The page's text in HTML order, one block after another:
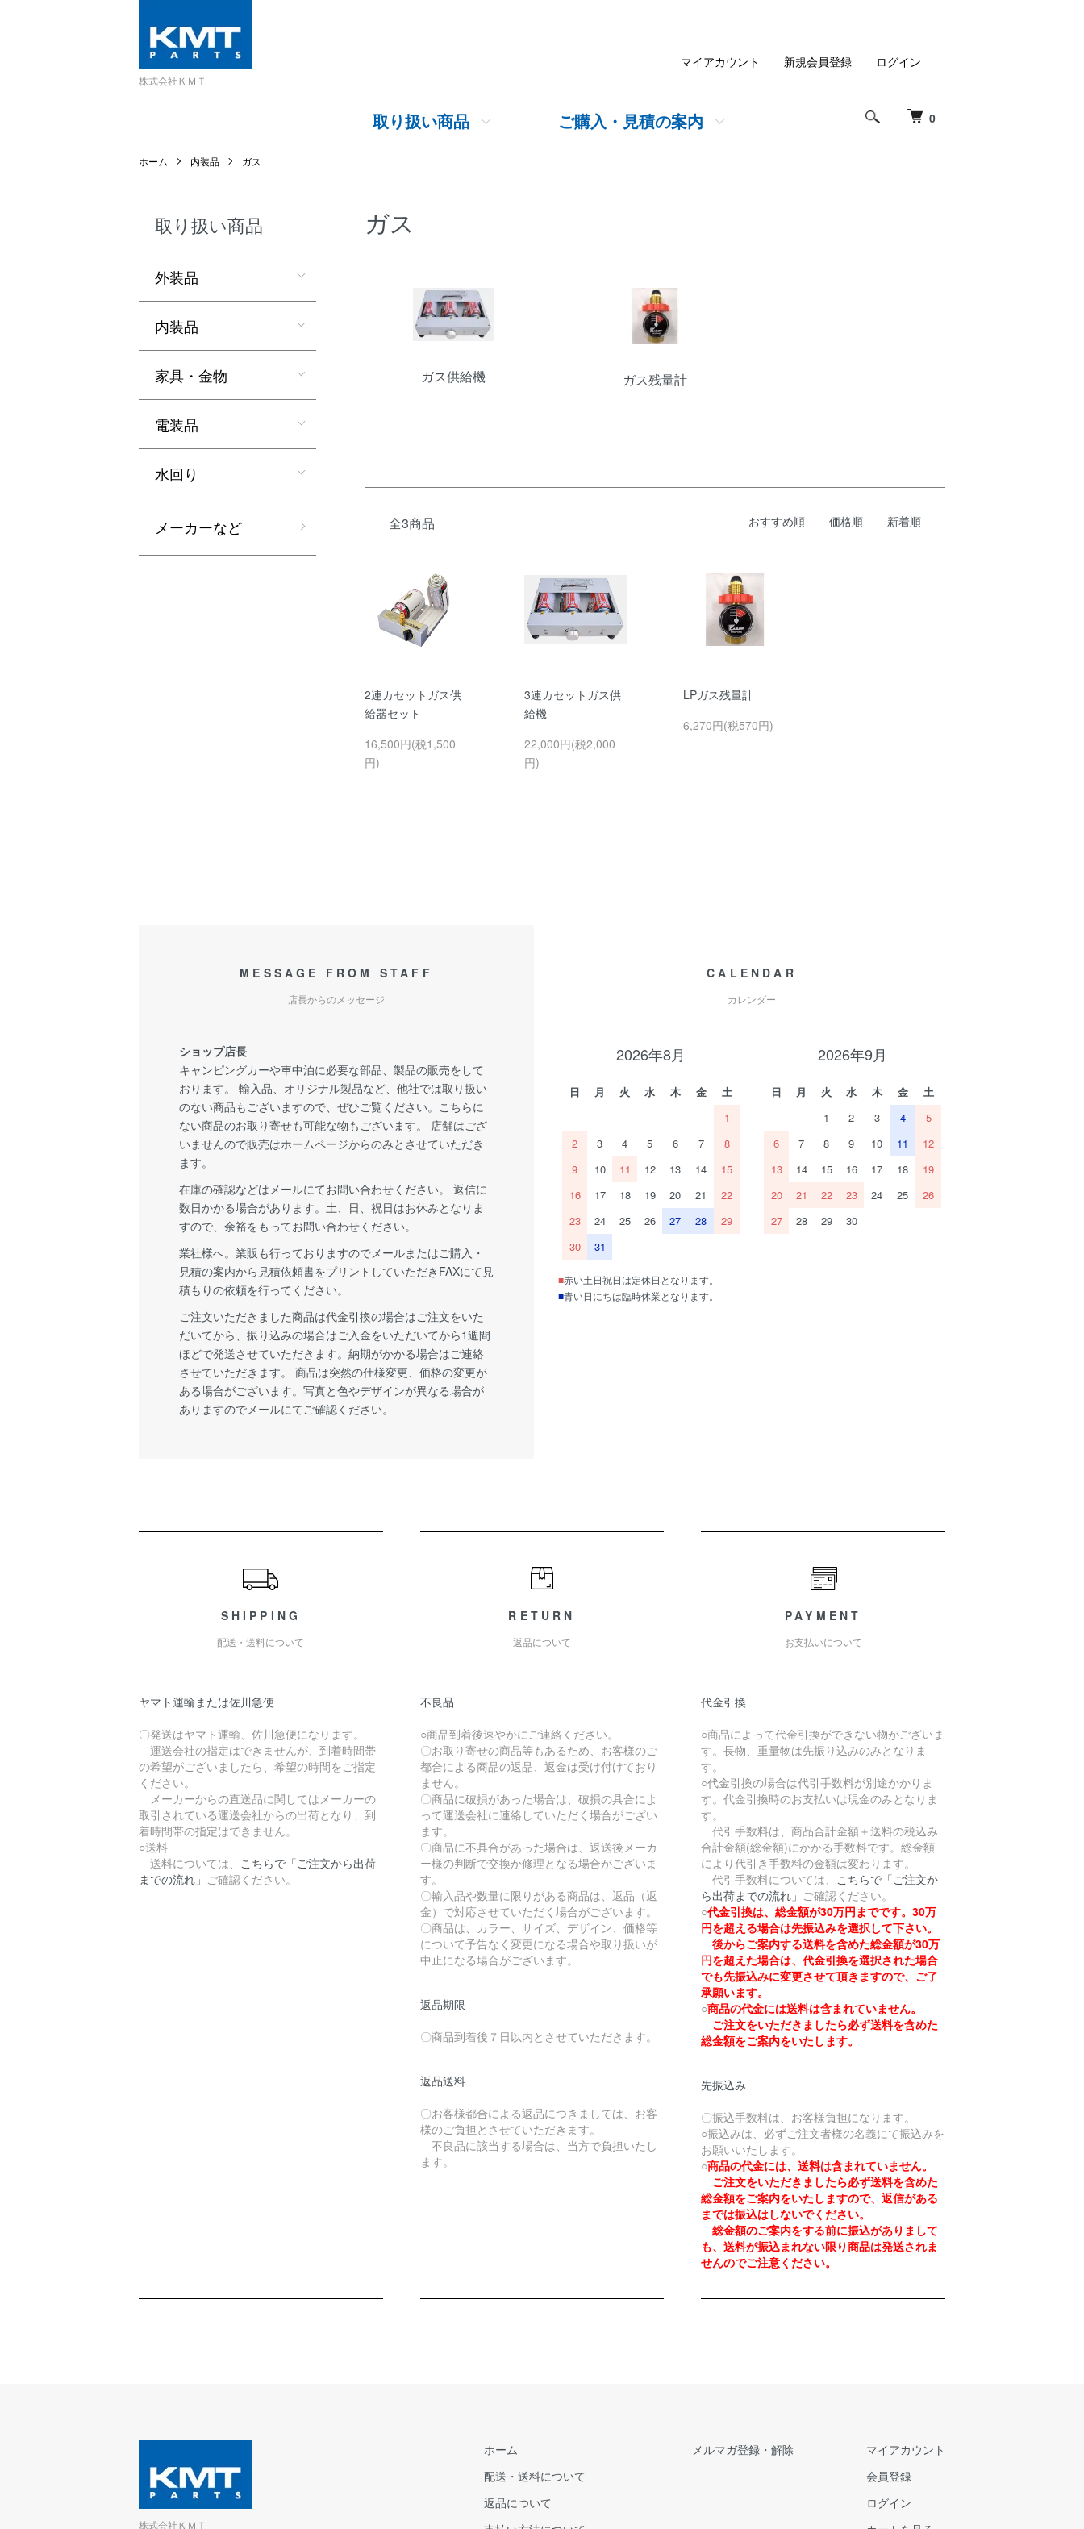
株式会社ＫＭＴ
0
取り扱い商品 ご購入・見積の案内
マイアカウント 新規会員登録 ログイン
ホーム 内装品 ガス
ガス
ガス供給機 ガス残量計
全3商品 おすすめ順 価格順 新着順
2連カセットガス供
給器セット
16,500円(税1,500
円)
3連カセットガス供
給機
22,000円(税2,000
円)
LPガス残量計
6,270円(税570円)
取り扱い商品
外装品
内装品
家具・金物
電装品
水回り
メーカーなど
MESSAGE FROM STAFF
店長からのメッセージ
ショップ店長
キャンピングカーや車中泊に必要な部品、製品の販売をして
おります。 輸入品、オリジナル製品など、他社では取り扱い
のない商品もございますので、ぜひご覧ください。こちらに
ない商品のお取り寄せも可能な物もございます。 店舗はござ
いませんので販売はホームページからのみとさせていただき
ます。
在庫の確認などはメールにてお問い合わせください。 返信に
数日かかる場合があります。土、日、祝日はお休みとなりま
すので、余裕をもってお問い合わせください。
業社様へ。業販も行っておりますのでメールまたはご購入・
見積の案内から見積依頼書をプリントしていただきFAXにて見
積もりの依頼を行ってください。
ご注文いただきました商品は代金引換の場合はご注文をいた
だいてから、振り込みの場合はご入金をいただいてから1週間
ほどで発送させていただきます。納期がかかる場合はご連絡
させていただきます。 商品は突然の仕様変更、価格の変更が
ある場合がございます。写真と色やデザインが異なる場合が
ありますのでメールにてご確認ください。
CALENDAR
カレンダー
2026年8月
日 月 火 水 木 金
土
1
2
3 4 5 6 7
8
9
10 11 12 13 14
15
16
17 18 19 20 21
22
23
24 25 26 27 28
29
30
31
2026年9月
日 月 火 水 木 金
土
1
2 3 4
5
6
7 8 9 10 11
12
13
14 15 16 17 18
19
20
21 22 23 24 25
26
27
28 29 30
■赤い土日祝日は定休日となります。
■青い日にちは臨時休業となります。
SHIPPING
配送・送料について
ヤマト運輸または佐川急便
〇発送はヤマト運輸、佐川急便になります。
運送会社の指定はできませんが、到着時間帯
の希望がございましたら、希望の時間をご指定
ください。
メーカーからの直送品に関してはメーカーの
取引されている運送会社からの出荷となり、到
着時間帯の指定はできません。
○送料
送料については、 こちらで「ご注文から出荷
までの流れ」 ご確認ください。
RETURN
返品について
不良品
○商品到着後速やかにご連絡ください。
〇お取り寄せの商品等もあるため、お客様のご
都合による商品の返品、返金は受け付けており
ません。
〇商品に破損があった場合は、破損の具合によ
って運送会社に連絡していただく場合がござい
ます。
〇商品に不具合があった場合は、返送後メーカ
ー様の判断で交換か修理となる場合がございま
す。
〇輸入品や数量に限りがある商品は、返品（返
金）で対応させていただく場合がございます。
〇商品は、カラー、サイズ、デザイン、価格等
について予告なく変更になる場合や取り扱いが
中止になる場合がございます。
返品期限
〇商品到着後７日以内とさせていただきます。
返品送料
〇お客様都合による返品につきましては、お客
様のご負担とさせていただきます。
不良品に該当する場合は、当方で負担いたし
ます。
PAYMENT
お支払いについて
代金引換
○商品によって代金引換ができない物がございま
す。長物、重量物は先振り込みのみとなりま
す。
○代金引換の場合は代引手数料が別途かかりま
す。代金引換時のお支払いは現金のみとなりま
す。
代引手数料は、商品合計金額＋送料の税込み
合計金額(総金額)にかかる手数料です。総金額
により代引き手数料の金額は変わります。
代引手数料については、 こちらで「ご注文か
ら出荷までの流れ」 ご確認ください。
○代金引換は、総金額が30万円までです。30万
円を超える場合は先振込みを選択して下さい。
後からご案内する送料を含めた総金額が30万
円を超えた場合は、代金引換を選択された場合
でも先振込みに変更させて頂きますので、ご了
承願います。
○商品の代金には送料は含まれていません。
ご注文をいただきましたら必ず送料を含めた
総金額をご案内をいたします。
先振込み
〇振込手数料は、お客様負担になります。
○振込みは、必ずご注文者様の名義にて振込みを
お願いいたします。
○商品の代金には、送料は含まれていません。
ご注文をいただきましたら必ず送料を含めた
総金額をご案内をいたしますので、返信がある
までは振込はしないでください。
総金額のご案内をする前に振込がありまして
も、送料が振込まれない限り商品は発送されま
せんのでご注意ください。
株式会社ＫＭＴ
ホーム
配送・送料について
返品について
メルマガ登録・解除
マイアカウント
会員登録
ログイン